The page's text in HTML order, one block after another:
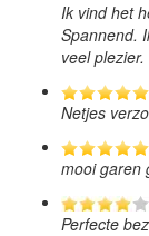
Ik vind het
Spannend.
veel plezier.
Netjes
mooi garen
Perfecte